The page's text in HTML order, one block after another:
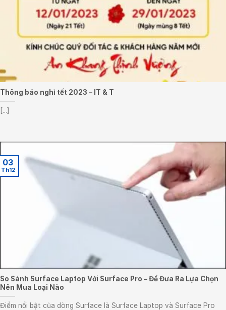
Thông báo nghỉ tết 2023 – IT & T
[...]
So Sánh Surface Laptop Với Surface Pro – Để Đưa Ra Lựa Chọn
Nên Mua Loại Nào
Điểm nổi bật của dòng Surface là Surface Laptop và Surface Pro
03
Th12